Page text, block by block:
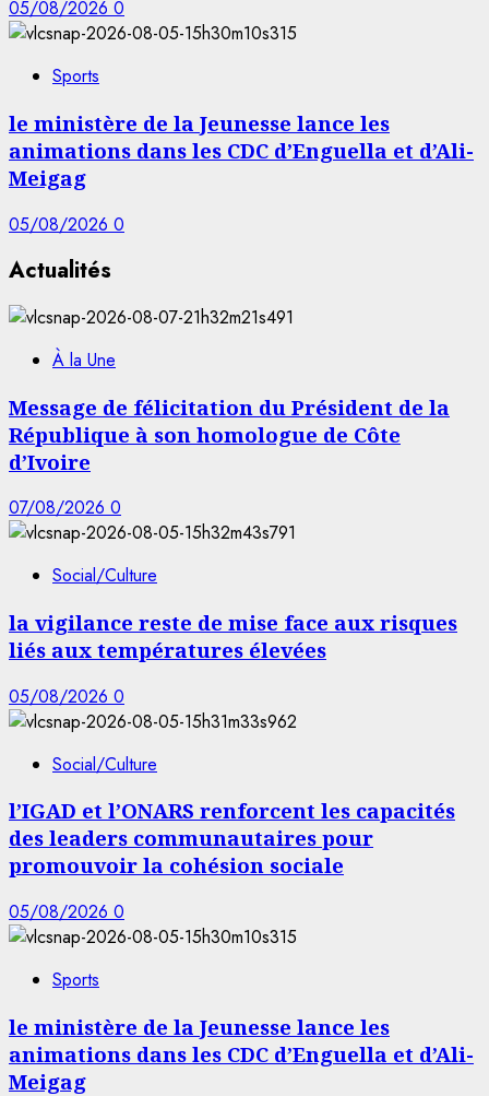
05/08/2026 0
Sports
le ministère de la Jeunesse lance les
animations dans les CDC d’Enguella et d’Ali-
Meigag
05/08/2026 0
Actualités
À la Une
Message de félicitation du Président de la
République à son homologue de Côte
d’Ivoire
07/08/2026 0
Social/Culture
la vigilance reste de mise face aux risques
liés aux températures élevées
05/08/2026 0
Social/Culture
l’IGAD et l’ONARS renforcent les capacités
des leaders communautaires pour
promouvoir la cohésion sociale
05/08/2026 0
Sports
le ministère de la Jeunesse lance les
animations dans les CDC d’Enguella et d’Ali-
Meigag